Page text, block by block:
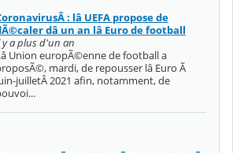
: lâ UEFA propose de
dâ un an lâ Euro de football
y a plus d'un an
Union europÃ©enne de football a
mardi, de repousser lâ Euro Ã
juilletÂ 2021 afin, notamment, de